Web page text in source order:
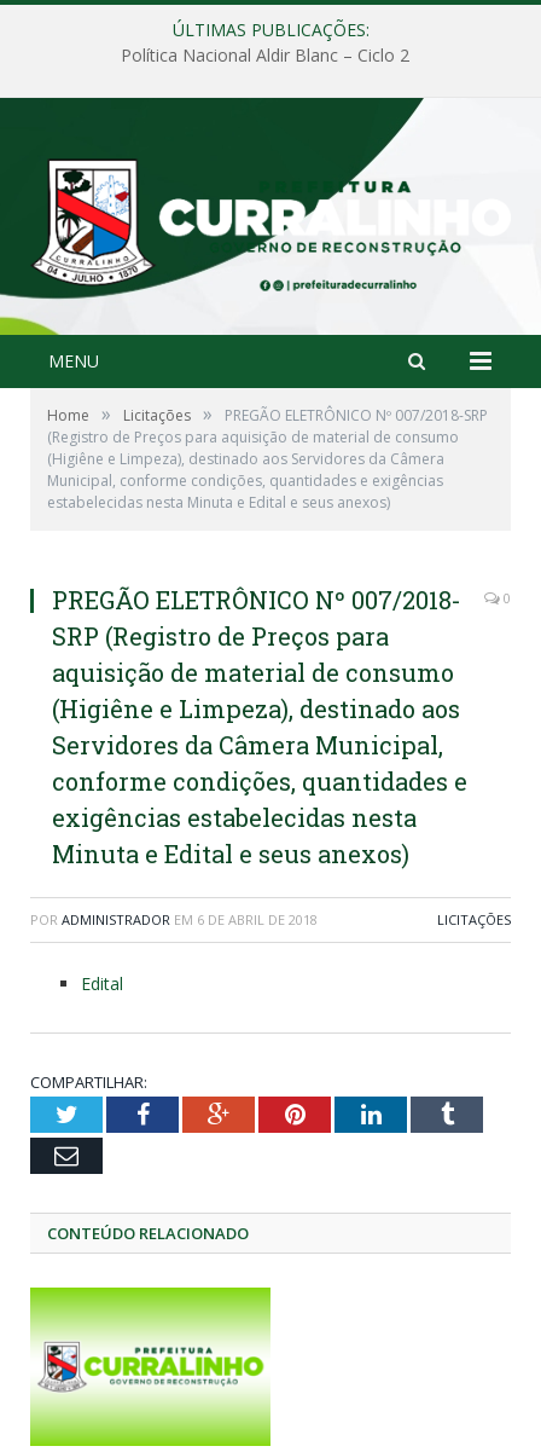
ÚLTIMAS PUBLICAÇÕES:
Política Nacional Aldir Blanc – Ciclo 2
MENU
Home » Licitações »
PREGÃO ELETRÔNICO Nº 007/2018-SRP
(Registro de Preços para aquisição de material de consumo
(Higiêne e Limpeza), destinado aos Servidores da Câmera
Municipal, conforme condições, quantidades e exigências
estabelecidas nesta Minuta e Edital e seus anexos)
PREGÃO ELETRÔNICO Nº 007/2018-
SRP (Registro de Preços para
aquisição de material de consumo
(Higiêne e Limpeza), destinado aos
Servidores da Câmera Municipal,
conforme condições, quantidades e
exigências estabelecidas nesta
Minuta e Edital e seus anexos)
0
POR ADMINISTRADOR EM 6 DE ABRIL DE 2018 LICITAÇÕES
Edital
COMPARTILHAR:
TwitterFacebookGoogle+PinterestLinkedInTumblr
Email
CONTEÚDO RELACIONADO